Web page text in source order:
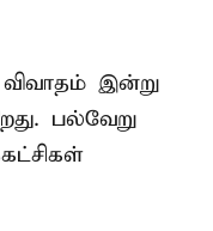
இன்று
பல்வேறு